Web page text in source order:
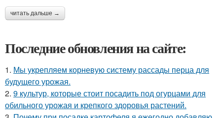
читать дальше →
Последние обновления на сайте:
1. Мы укрепляем корневую систему рассады перца для
будущего урожая.
2. 9 культур, которые стоит посадить под огурцами для
обильного урожая и крепкого здоровья растений.